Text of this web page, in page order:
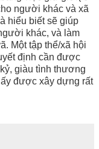
người khác và xã
hiểu biết sẽ giúp
khác, và làm
Một tập thể/xã hội
định cần được
giàu tình thương
được xây dựng rất